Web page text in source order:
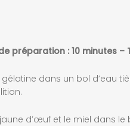
préparation : 10 minutes –
dans un bol d’eau
d’œuf et le miel dans le